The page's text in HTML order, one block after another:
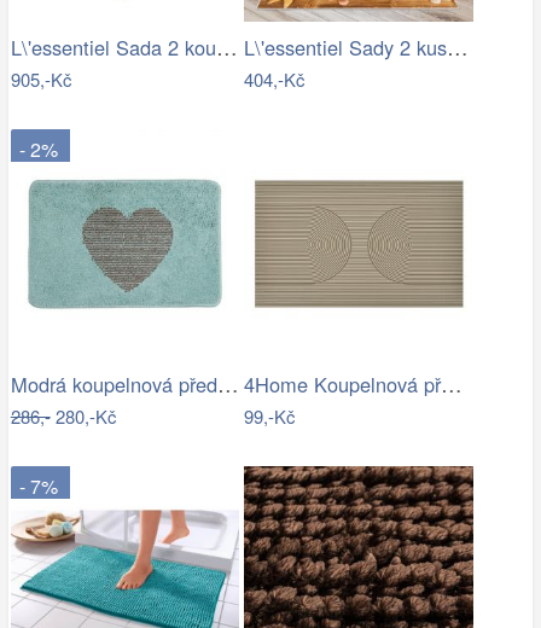
L\'essentiel Sada 2 koupelnových…
905,-Kč
L\'essentiel Sady 2 kusů koupelnových…
404,-Kč
- 2%
Modrá koupelnová předložka se srdíčkem …
286,-280,-Kč
4Home Koupelnová předložka Infinity, 50…
99,-Kč
- 7%